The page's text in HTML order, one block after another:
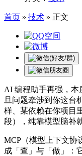
首页 » 技术 » 正文
AI 编程助手再强，本
旦问题牵涉到你这台
样、某依赖在你项目
段），纯靠模型脑补
MCP（模型上下文协
成「查」与「做」：